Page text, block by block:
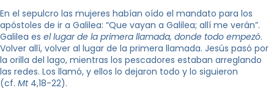
En el sepulcro las mujeres habían oído el mandato para los
apóstoles de ir a Galilea: “Que vayan a Galilea; allí me verán”.
Galilea es el lugar de la primera llamada, donde todo empezó.
Volver allí, volver al lugar de la primera llamada. Jesús pasó por
la orilla del lago, mientras los pescadores estaban arreglando
las redes. Los llamó, y ellos lo dejaron todo y lo siguieron
(cf. Mt4,18-22).